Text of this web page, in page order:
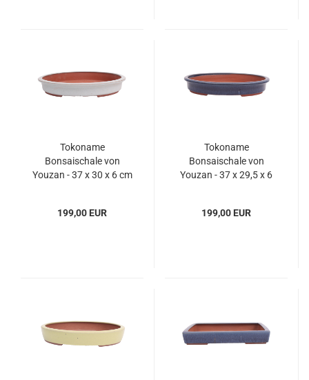
Tokoname
Bonsaischale von
Youzan - 37 x 30 x 6 cm
199,00 EUR
Tokoname
Bonsaischale von
Youzan - 37 x 29,5 x 6
199,00 EUR